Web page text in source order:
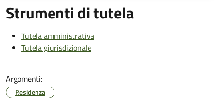
Strumenti di tutela
Tutela amministrativa
Tutela giurisdizionale
Argomenti:
Residenza